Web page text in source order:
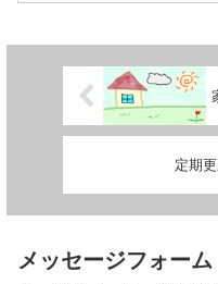
定期
メッセージフォーム